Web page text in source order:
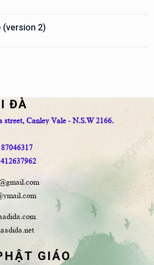
(version 2)
ĐÀ
street, Canley Vale - N.S.W 2166.
GIÁO